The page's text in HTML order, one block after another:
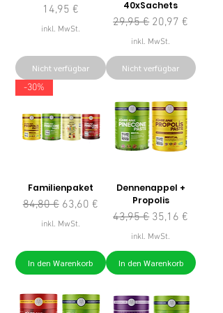
Preis
14,95 €
inkl. MwSt.
Nicht verfügbar
40xSachets
Standardpreis
29,95 € Sale-Preis
20,97 €
inkl. MwSt.
Nicht verfügbar
-30%
Familienpaket
Standardpreis
84,80 € Sale-Preis
63,60 €
inkl. MwSt.
In den Warenkorb
Dennenappel +
Propolis
Standardpreis
43,95 € Sale-Preis
35,16 €
inkl. MwSt.
In den Warenkorb